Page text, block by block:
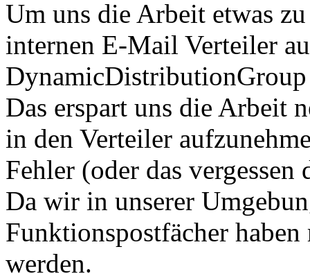
Um uns die Arbeit etwas
internen E-Mail Verteiler
Das erspart uns die Arbeit
in den Verteiler
Fehler (oder das
Da wir in unserer
Funktionspostfächer haben
werden.